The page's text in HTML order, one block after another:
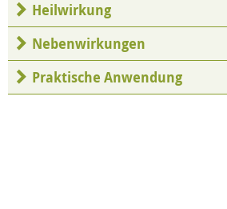
Heilwirkung
Nebenwirkungen
Praktische Anwendung